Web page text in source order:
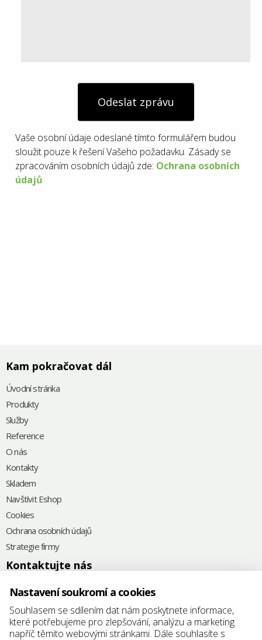
Odeslat zprávu
Vaše osobní údaje odeslané tímto formulářem budou
sloužit pouze k řešení Vašeho požadavku. Zásady se
zpracováním osobních údajů zde: Ochrana osobních
údajů
Kam pokračovat dál
Úvodní stránka
Produkty
Služby
Reference
O nás
Kontakty
Skladem
Navštívit Eshop
Cookies
Ochrana osobních údajů
Strategie firmy
Kontaktujte nás
+420575 571 000
@
elkoplast@elkoplast.cz
Štefánikova 2664
Nastavení soukromí a cookies
Souhlasem se sdílením dat nám poskytnete informace,
které potřebujeme pro zlepšování, analýzu a marketing
napříč těmito webovými stránkami. Dále souhlasíte s